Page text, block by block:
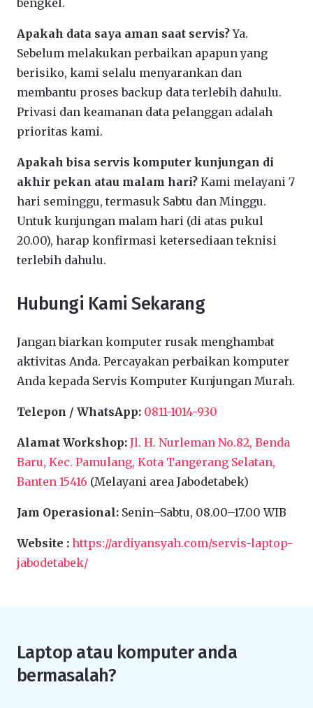
bengkel.
Apakah data saya aman saat servis?Ya.
Sebelum melakukan perbaikan apapun yang
berisiko, kami selalu menyarankan dan
membantu proses backup data terlebih dahulu.
Privasi dan keamanan data pelanggan adalah
prioritas kami.
Apakah bisa servis komputer kunjungan di
akhir pekan atau malam hari? Kami melayani 7
hari seminggu, termasuk Sabtu dan Minggu.
Untuk kunjungan malam hari (di atas pukul
20.00), harap konfirmasi ketersediaan teknisi
terlebih dahulu.
Hubungi Kami Sekarang
Jangan biarkan komputer rusak menghambat
aktivitas Anda. Percayakan perbaikan komputer
Anda kepada Servis Komputer Kunjungan Murah.
Telepon / WhatsApp: 0811-1014-930
Alamat Workshop: Jl. H. Nurleman No.82, Benda
Baru, Kec. Pamulang, Kota Tangerang Selatan,
Banten 15416 (Melayani area Jabodetabek)
Jam Operasional: Senin–Sabtu, 08.00–17.00 WIB
Website : https://ardiyansyah.com/servis-laptop-
jabodetabek/
Laptop atau komputer anda
bermasalah?